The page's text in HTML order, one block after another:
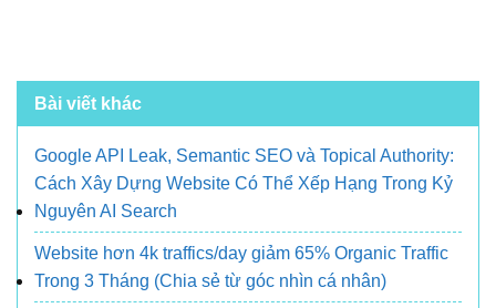
Bài viết khác
Google API Leak, Semantic SEO và Topical Authority:
Cách Xây Dựng Website Có Thể Xếp Hạng Trong Kỷ
Nguyên AI Search
Website hơn 4k traffics/day giảm 65% Organic Traffic
Trong 3 Tháng (Chia sẻ từ góc nhìn cá nhân)